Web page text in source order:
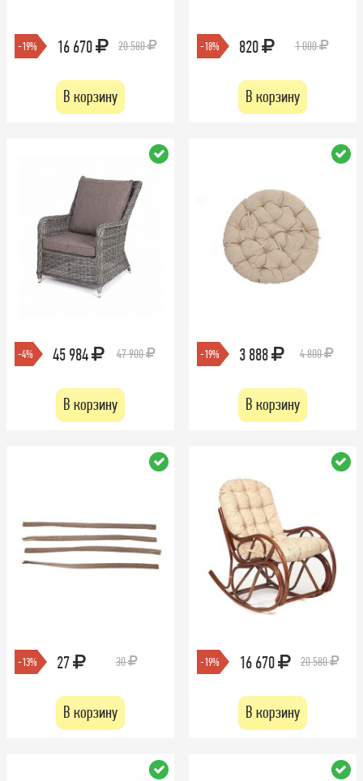
-19% 16 670 20 580
В корзину
-18% 820 1 000
В корзину
-4% 45 984 47 900
В корзину
-19% 3 888 4 800
В корзину
-13% 27 30
В корзину
-19% 16 670 20 580
В корзину